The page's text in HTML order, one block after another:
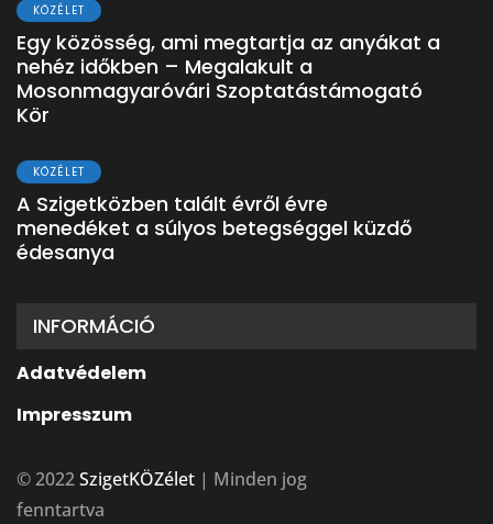
KÖZÉLET
Egy közösség, ami megtartja az anyákat a
nehéz időkben – Megalakult a
Mosonmagyaróvári Szoptatástámogató
Kör
KÖZÉLET
A Szigetközben talált évről évre
menedéket a súlyos betegséggel küzdő
édesanya
INFORMÁCIÓ
Adatvédelem
Impresszum
© 2022SzigetKÖZélet | Minden jog
fenntartva